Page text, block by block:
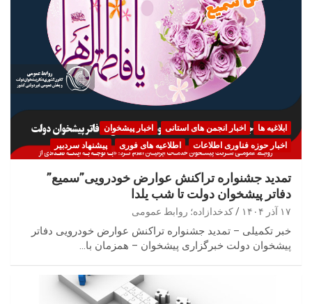
ابلاغیه ها اخبار انجمن های استانی
اخبار پیشخوان
اخبار حوزه فناوری اطلاعات
اطلاعیه های فوری پیشنهاد سردبیر
تمدید جشنواره تراکنش عوارض خودرویی”سمیع”
دفاتر پیشخوان دولت تا شب یلدا
۱۷ آذر ۱۴۰۴ کدخدازاده؛ روابط عمومی
خبر تکمیلی – تمدید جشنواره تراکنش عوارض خودرویی دفاتر
پیشخوان دولت خبرگزاری پیشخوان – همزمان با…